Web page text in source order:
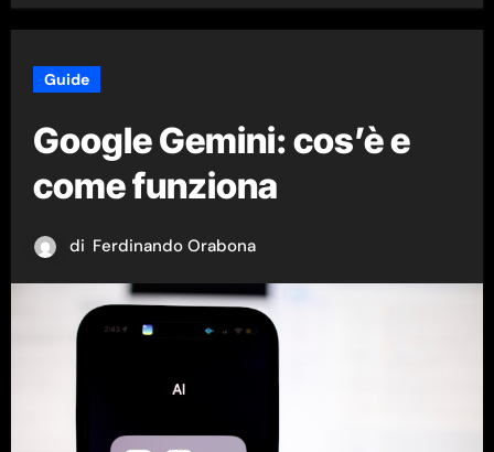
Guide
Google Gemini: cos’è e
come funziona
di Ferdinando Orabona